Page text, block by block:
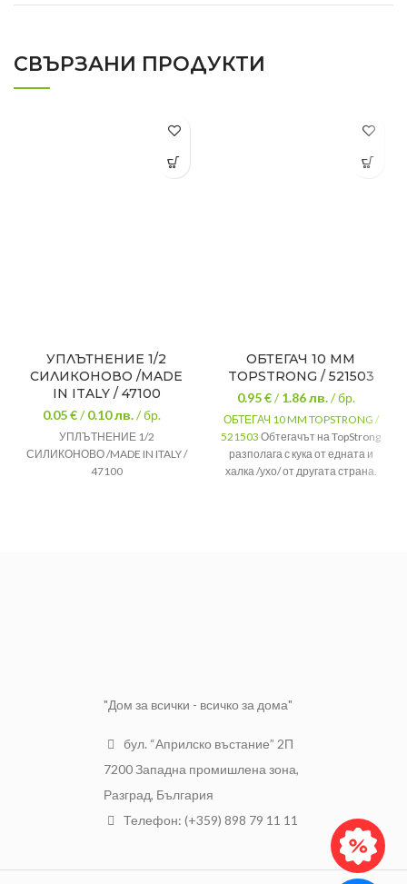
СВЪРЗАНИ ПРОДУКТИ
УПЛЪТНЕНИЕ 1/2
СИЛИКОНОВО /MADE
IN ITALY / 47100
0.05 €/0.10лв./ бр.
УПЛЪТНЕНИЕ 1/2
СИЛИКОНОВО /MADE IN ITALY /
47100
ОБТЕГАЧ 10 MM
TOPSTRONG / 521503
0.95 €/1.86лв./ бр.
ОБТЕГАЧ 10 MM TOPSTRONG /
521503 Обтегачът на TopStrong
разполага с кука от едната и
халка /ухо/ от другата страна.
"Дом за всички - всичко за дома"
бул. “Априлско въстание” 2П
7200 Западна промишлена зона,
Разград, България
Телефон: (+359) 898 79 11 11